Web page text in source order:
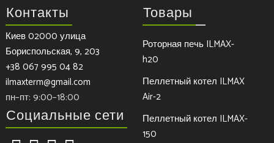
Контакты
Киев 02000 улица
Бориспольская, 9, 203
+38 067 995 04 82
ilmaxterm@gmail.com
пн–пт: 9:00–18:00
Социальные сети
Товары
Роторная печь ILMAX-
h20
Пеллетный котел ILMAX
Air-2
Пеллетный котел ILMAX-
150